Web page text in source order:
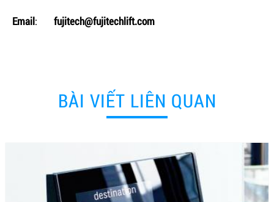
Email: fujitech@fujitechlift.com
BÀI VIẾT LIÊN QUAN